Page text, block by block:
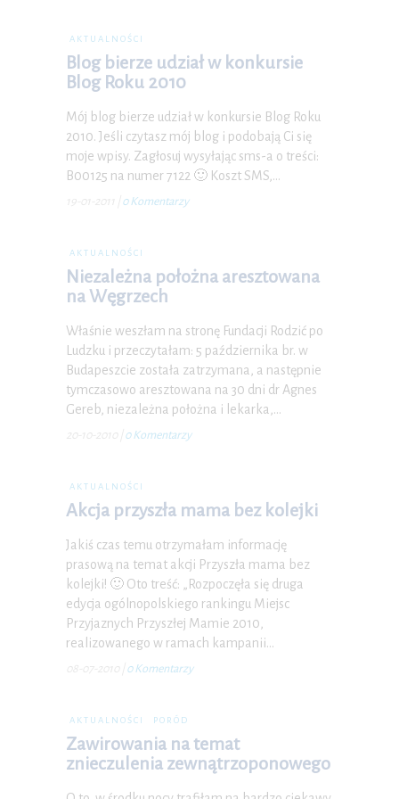
AKTUALNOŚCI
Blog bierze udział w konkursie
Blog Roku 2010
Mój blog bierze udział w konkursie Blog Roku
2010. Jeśli czytasz mój blog i podobają Ci się
moje wpisy. Zagłosuj wysyłając sms-a o treści:
B00125 na numer 7122 🙂 Koszt SMS,…
19-01-2011 0 Komentarzy
AKTUALNOŚCI
Niezależna położna aresztowana
na Węgrzech
Właśnie weszłam na stronę Fundacji Rodzić po
Ludzku i przeczytałam: 5 października br. w
Budapeszcie została zatrzymana, a następnie
tymczasowo aresztowana na 30 dni dr Agnes
Gereb, niezależna położna i lekarka,…
20-10-2010 0 Komentarzy
AKTUALNOŚCI
Akcja przyszła mama bez kolejki
Jakiś czas temu otrzymałam informację
prasową na temat akcji Przyszła mama bez
kolejki! 🙂 Oto treść: „Rozpoczęła się druga
edycja ogólnopolskiego rankingu Miejsc
Przyjaznych Przyszłej Mamie 2010,
realizowanego w ramach kampanii…
08-07-2010 0 Komentarzy
AKTUALNOŚCI PORÓD
Zawirowania na temat
znieczulenia zewnątrzoponowego